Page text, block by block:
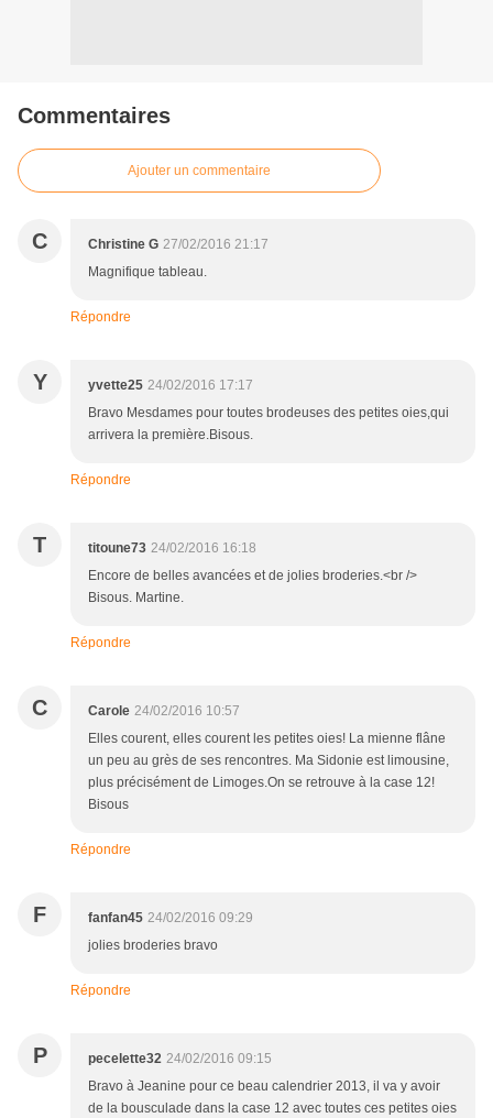
Commentaires
Ajouter un commentaire
C Christine G 27/02/2016 21:17
Magnifique tableau.
Répondre
Y yvette25 24/02/2016 17:17
Bravo Mesdames pour toutes brodeuses des petites oies,qui
arrivera la première.Bisous.
Répondre
T titoune73 24/02/2016 16:18
Encore de belles avancées et de jolies broderies.<br />
Bisous. Martine.
Répondre
C Carole 24/02/2016 10:57
Elles courent, elles courent les petites oies! La mienne flâne
un peu au grès de ses rencontres. Ma Sidonie est limousine,
plus précisément de Limoges.On se retrouve à la case 12!
Bisous
Répondre
F fanfan45 24/02/2016 09:29
jolies broderies bravo
Répondre
P pecelette32 24/02/2016 09:15
Bravo à Jeanine pour ce beau calendrier 2013, il va y avoir
de la bousculade dans la case 12 avec toutes ces petites oies